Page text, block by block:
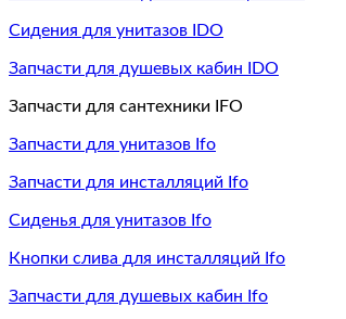
Сидения для унитазов IDO
Запчасти для душевых кабин IDO
Запчасти для сантехники IFO
Запчасти для унитазов Ifo
Запчасти для инсталляций Ifo
Сиденья для унитазов Ifo
Кнопки слива для инсталляций Ifo
Запчасти для душевых кабин Ifo